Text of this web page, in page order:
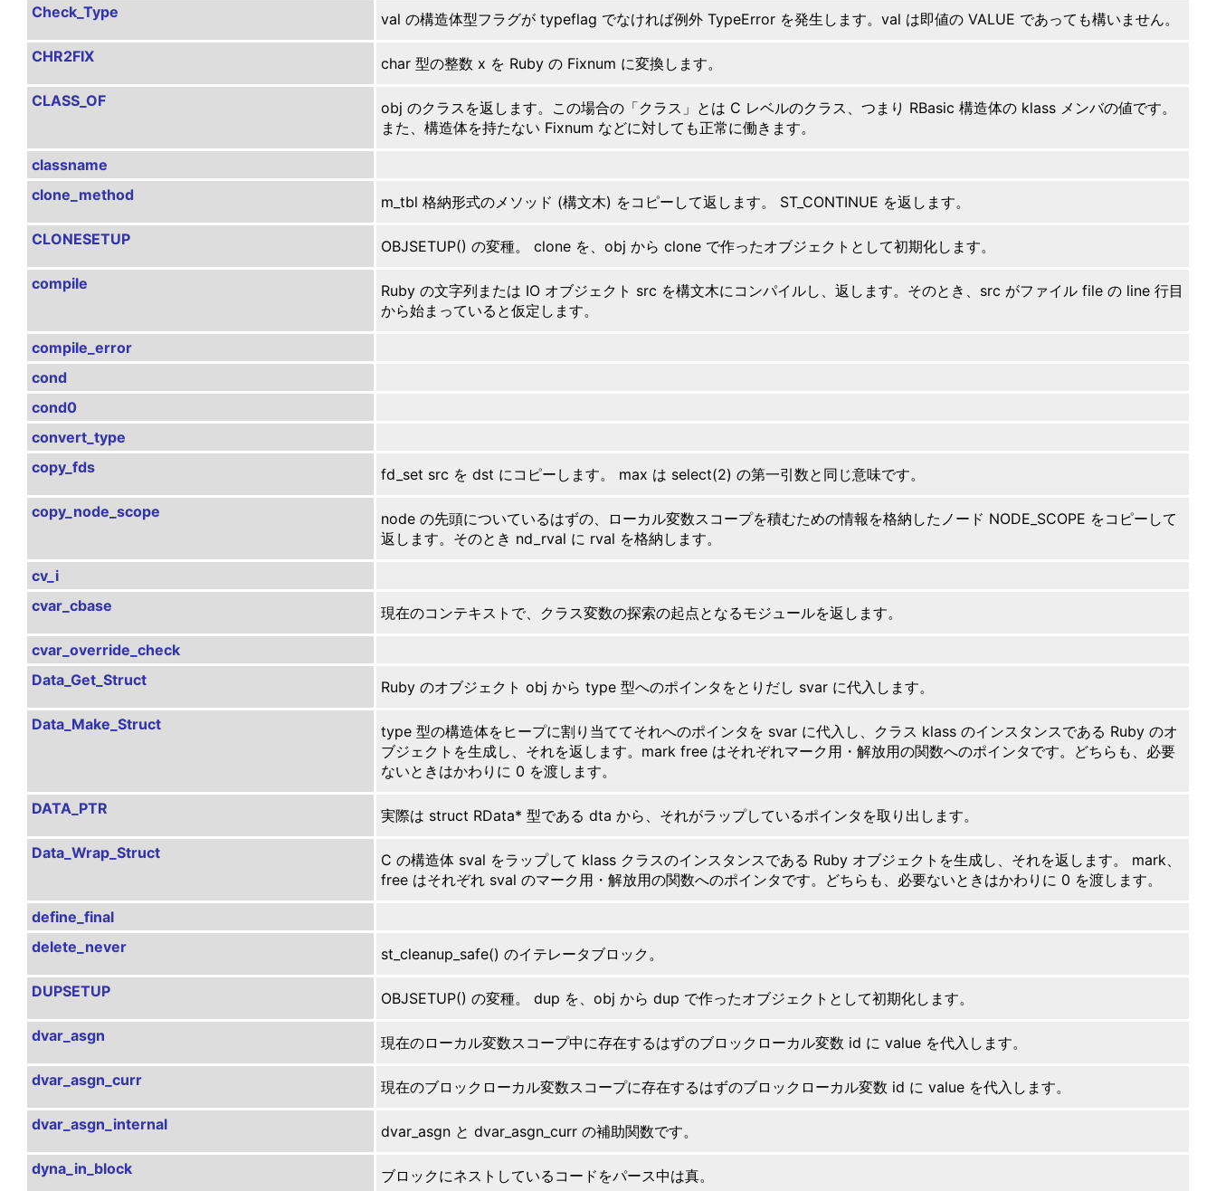
Check_Type
val の構造体型フラグが typeflag でなければ例外 TypeError を発生します。val は即値の VALUE であっても構いません。
CHR2FIX char 型の整数 x を Ruby の Fixnum に変換します。
CLASS_OF
obj のクラスを返します。この場合の「クラス」とは C レベルのクラス、つまり RBasic 構造体の klass メンバの値です。
また、構造体を持たない Fixnum などに対しても正常に働きます。
classname
clone_method
m_tbl 格納形式のメソッド (構文木) をコピーして返します。 ST_CONTINUE を返します。
CLONESETUP OBJSETUP() の変種。 clone を、obj から clone で作ったオブジェクトとして初期化します。
compile
Ruby の文字列または IO オブジェクト src を構文木にコンパイルし、返します。そのとき、src がファイル file の line 行目
から始まっていると仮定します。
compile_error
cond
cond0
convert_type
copy_fds
fd_set src を dst にコピーします。 max は select(2) の第一引数と同じ意味です。
copy_node_scope
node の先頭についているはずの、ローカル変数スコープを積むための情報を格納したノード NODE_SCOPE をコピーして
返します。そのとき nd_rval に rval を格納します。
cv_i
cvar_cbase
現在のコンテキストで、クラス変数の探索の起点となるモジュールを返します。
cvar_override_check
Data_Get_Struct
Ruby のオブジェクト obj から type 型へのポインタをとりだし svar に代入します。
Data_Make_Struct
type 型の構造体をヒープに割り当ててそれへのポインタを svar に代入し、クラス klass のインスタンスである Ruby のオ
ブジェクトを生成し、それを返します。mark free はそれぞれマーク用・解放用の関数へのポインタです。どちらも、必要
ないときはかわりに 0 を渡します。
DATA_PTR 実際は struct RData* 型である dta から、それがラップしているポインタを取り出します。
Data_Wrap_Struct
C の構造体 sval をラップして klass クラスのインスタンスである Ruby オブジェクトを生成し、それを返します。 mark、
free はそれぞれ sval のマーク用・解放用の関数へのポインタです。どちらも、必要ないときはかわりに 0 を渡します。
define_final
delete_never
st_cleanup_safe() のイテレータブロック。
DUPSETUP OBJSETUP() の変種。 dup を、obj から dup で作ったオブジェクトとして初期化します。
dvar_asgn 現在のローカル変数スコープ中に存在するはずのブロックローカル変数 id に value を代入します。
dvar_asgn_curr 現在のブロックローカル変数スコープに存在するはずのブロックローカル変数 id に value を代入します。
dvar_asgn_internal dvar_asgn と dvar_asgn_curr の補助関数です。
dyna_in_block ブロックにネストしているコードをパース中は真。